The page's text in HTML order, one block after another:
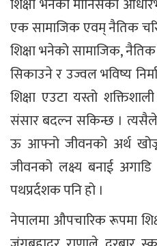
शिक्षा भनेको मानिसका
एक सामाजिक एवम् नैतिक
शिक्षा भनेको सामाजिक,
सिकाउने र उज्वल भविष्य
शिक्षा एउटा यस्तो
संसार बदल्न सकिन्छ ।
ऊ आफ्नो जीवनको अर्थ
जीवनको लक्ष्य बनाई
पथप्रर्दशक पनि हो ।
नेपालमा औपचारिक रूपमा